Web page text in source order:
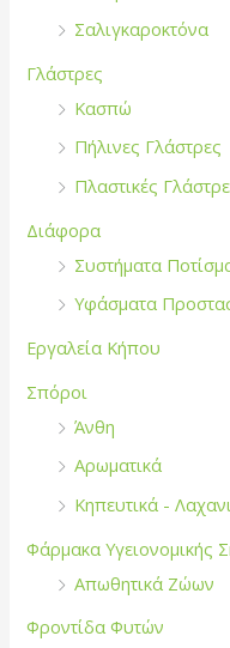
Σαλιγκαροκτόνα
Γλάστρες
Κασπώ
Πήλινες Γλάστρες
Πλαστικές
Διάφορα
Συστήματα
Υφάσματα
Εργαλεία Κήπου
Σπόροι
Άνθη
Αρωματικά
Κηπευτικά -
Φάρμακα Υγειονομικής
Απωθητικά Ζώων
Φροντίδα Φυτών